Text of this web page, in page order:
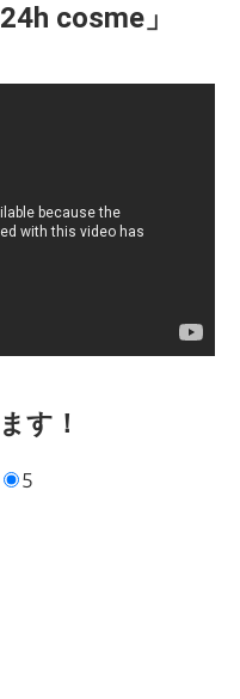
cosme」
す！
5